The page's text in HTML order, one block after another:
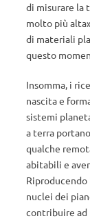
di misurare la
molto più
di materiali
questo
Insomma, i
nascita e
sistemi
a terra
qualche
abitabili e
nuclei dei
contribuire ad